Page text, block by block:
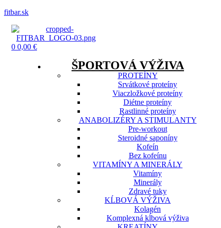
fitbar.sk
Menu
0 0,00 €
ŠPORTOVÁ VÝŽIVA
PROTEÍNY
Srvátkové proteíny
Viaczložkové proteíny
Diétne proteíny
Rastlinné proteíny
ANABOLIZÉRY A STIMULANTY
Pre-workout
Steroidné saponíny
Kofeín
Bez kofeínu
VITAMÍNY A MINERÁLY
Vitamíny
Minerály
Zdravé tuky
KĹBOVÁ VÝŽIVA
Kolagén
Komplexná kĺbová výživa